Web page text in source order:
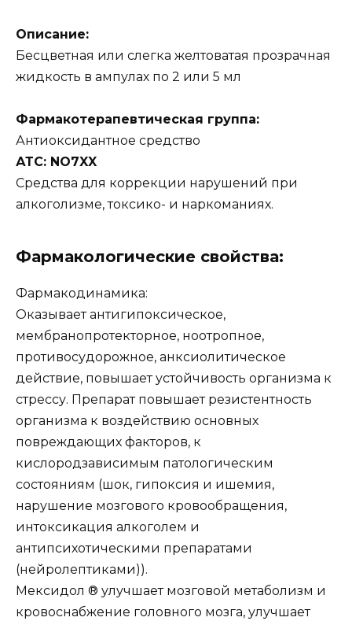
Описание:
Бесцветная или слегка желтоватая прозрачная
жидкость в ампулах по 2 или 5 мл
Фармакотерапевтическая группа:
Антиоксидантное средство
АТС: NO7XX
Средства для коррекции нарушений при
алкоголизме, токсико- и наркоманиях.
Фармакологические свойства:
Фармакодинамика:
Оказывает антигипоксическое,
мембранопротекторное, ноотропное,
противосудорожное, анксиолитическое
действие, повышает устойчивость организма к
стрессу. Препарат повышает резистентность
организма к воздействию основных
повреждающих факторов, к
кислородзависимым патологическим
состояниям (шок, гипоксия и ишемия,
нарушение мозгового кровообращения,
интоксикация алкоголем и
антипсихотическими препаратами
(нейролептиками)).
Мексидол ® улучшает мозговой метаболизм и
кровоснабжение головного мозга, улучшает